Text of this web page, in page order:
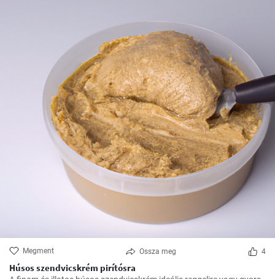
Megment Ossza meg 4
Húsos szendvicskrém pirítósra